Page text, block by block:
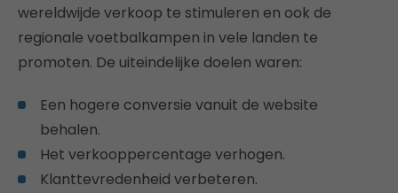
wereldwijde verkoop te stimuleren en ook de
regionale voetbalkampen in vele landen te
promoten. De uiteindelijke doelen waren:
Een hogere conversie vanuit de website
behalen.
Het verkooppercentage verhogen.
Klanttevredenheid verbeteren.